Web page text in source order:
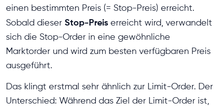
einen bestimmten Preis (= Stop-Preis) erreicht.
Sobald dieser Stop-Preis erreicht wird, verwandelt
sich die Stop-Order in eine gewöhnliche
Marktorder und wird zum besten verfügbaren Preis
ausgeführt.
Das klingt erstmal sehr ähnlich zur Limit-Order. Der
Unterschied: Während das Ziel der Limit-Order ist,